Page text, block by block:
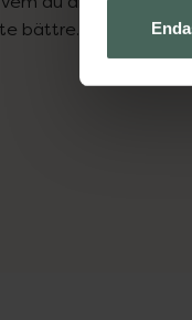
bättre. Välkommen